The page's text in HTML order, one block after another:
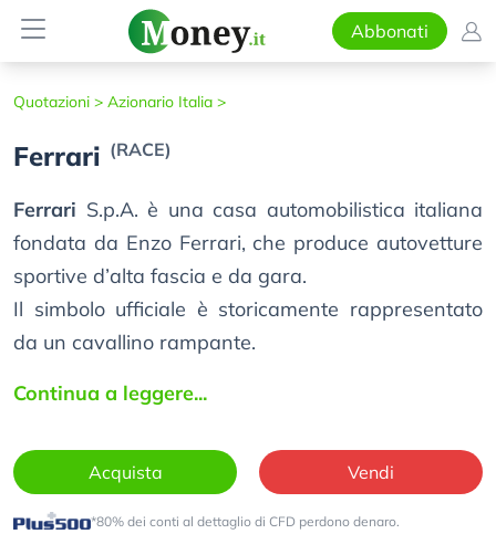
Abbonati
Quotazioni > Azionario Italia >
Ferrari (RACE)
Ferrari S.p.A. è una casa automobilistica italiana
fondata da Enzo Ferrari, che produce autovetture
sportive d’alta fascia e da gara.
Il simbolo ufficiale è storicamente rappresentato
da un cavallino rampante.
Continua a leggere...
Acquista Vendi
*80% dei conti al dettaglio di CFD perdono denaro.